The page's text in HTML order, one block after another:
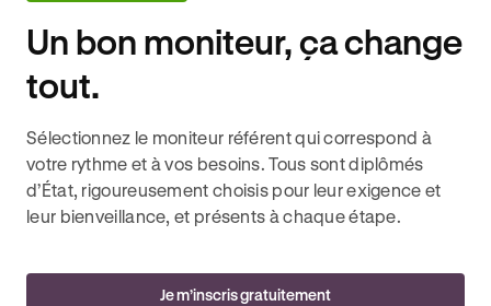
Un bon moniteur, ça change
tout.
Sélectionnez le moniteur référent qui correspond à
votre rythme et à vos besoins. Tous sont diplômés
d’État, rigoureusement choisis pour leur exigence et
leur bienveillance, et présents à chaque étape.
Je m’inscris gratuitement